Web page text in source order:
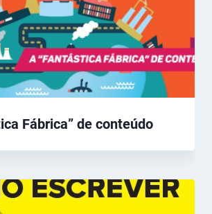
Fábrica” de conteúdo